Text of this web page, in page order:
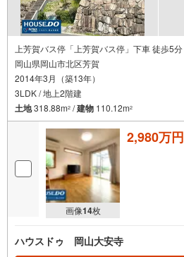
上芳賀バス停「上芳賀バス停」下車 徒歩5分
岡山県岡山市北区芳賀
2014年3月（築13年）
3LDK / 地上2階建
土地318.88m2 /建物 110.12m2
画像14枚
2,980万円
ハウスドゥ 岡山大安寺